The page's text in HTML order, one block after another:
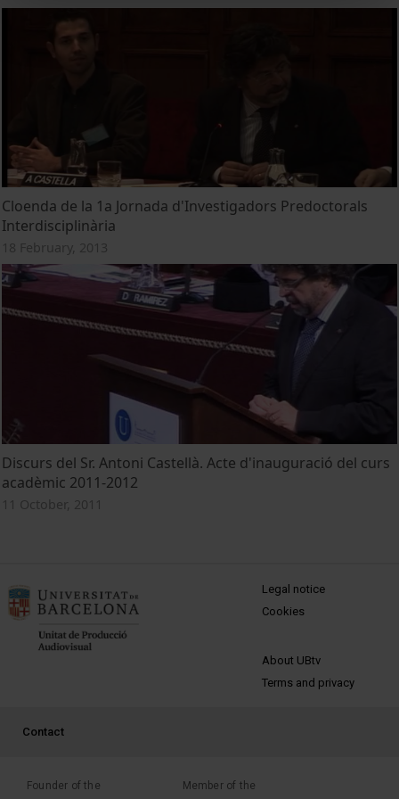
Cloenda de la 1a Jornada d'Investigadors Predoctorals
Interdisciplinària
18 February, 2013
Discurs del Sr. Antoni Castellà. Acte d'inauguració del curs
acadèmic 2011-2012
11 October, 2011
MENÚ PEU 1
Legal notice
Cookies
PEU 2
About UBtv
Terms and privacy
PEU 3
Contact
Founder of the Member of the